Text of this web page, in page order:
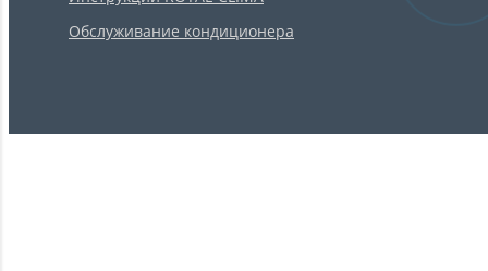
Обслуживание кондиционера